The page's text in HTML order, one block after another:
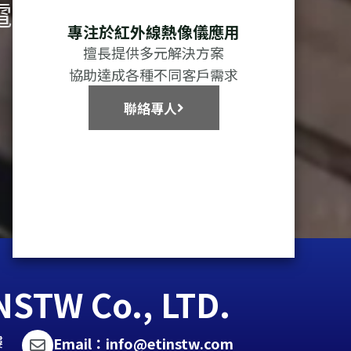
專注於紅外線熱像儀應用
擅長提供多元解決方案
協助達成各種不同客戶需求
聯絡專人
Co., LTD.
Email：info@etinstw.com